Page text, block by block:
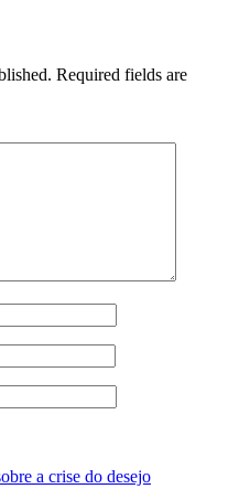
Required fields are
a crise do desejo